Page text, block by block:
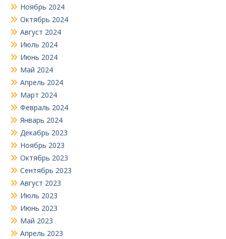
Ноябрь 2024
Октябрь 2024
Август 2024
Июль 2024
Июнь 2024
Май 2024
Апрель 2024
Март 2024
Февраль 2024
Январь 2024
Декабрь 2023
Ноябрь 2023
Октябрь 2023
Сентябрь 2023
Август 2023
Июль 2023
Июнь 2023
Май 2023
Апрель 2023